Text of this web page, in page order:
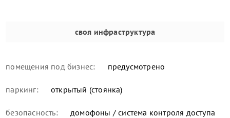
своя инфраструктура
помещения под бизнес: предусмотрено
паркинг: открытый (стоянка)
безопасность: домофоны / система контроля доступа